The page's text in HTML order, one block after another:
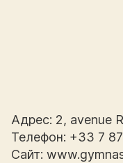
Адрес: 2, avenue
Телефон: +33 7
Сайт: